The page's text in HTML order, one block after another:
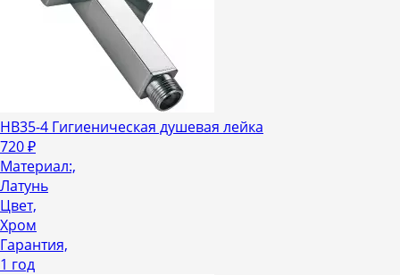
HB35-4 Гигиеническая душевая лейка
720₽
Материал:,
Латунь
Цвет,
Хром
Гарантия,
1 год